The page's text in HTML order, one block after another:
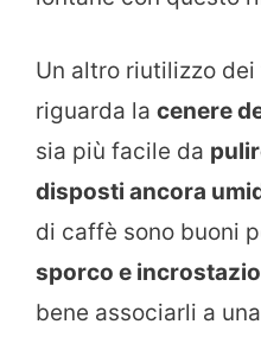
Un altro riutilizzo
riguarda la cenere
sia più facile da
disposti ancora
di caffè sono buoni
sporco e
bene associarli a